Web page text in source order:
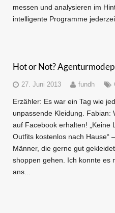
messen und analysieren im
intelligente Programme
Hot or Not?
27. Juni 2013 fundh
Erzähler: Es war ein Tag wie
unpassende Kleidung. Fabian:
auf Facebook erhalten! „Keine
Outfits kostenlos nach Hause“
Männer, die gerne gut
shoppen gehen. Ich konnte es
ans...